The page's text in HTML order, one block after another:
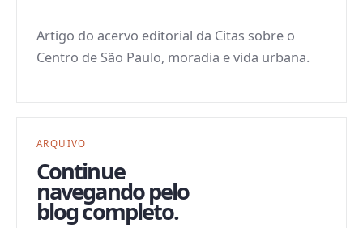
Artigo do acervo editorial da Citas sobre o
Centro de São Paulo, moradia e vida urbana.
ARQUIVO
Continue
navegando pelo
blog completo.